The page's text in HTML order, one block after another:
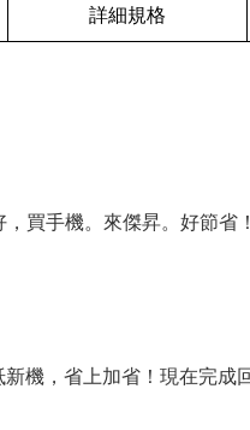
詳細規格
買手機。來傑昇。好節省！
機，省上加省！現在完成